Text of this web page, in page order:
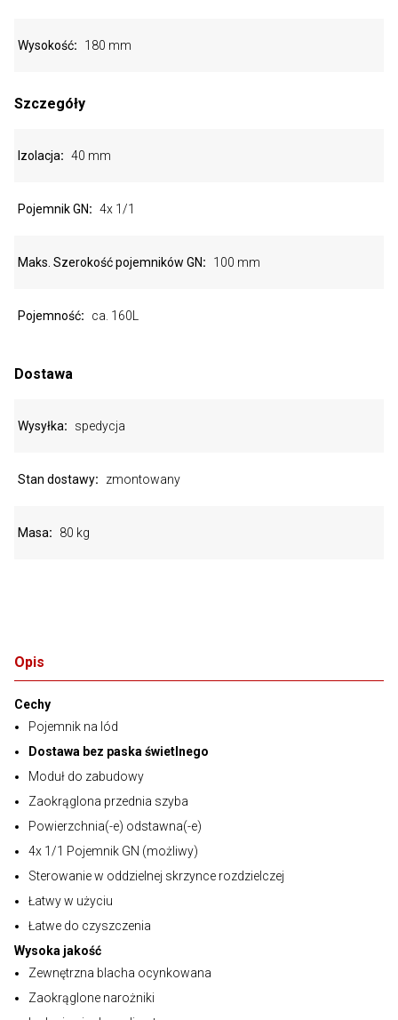
Opis
Cechy
Pojemnik na lód
Dostawa bez paska świetlnego
Moduł do zabudowy
Zaokrąglona przednia szyba
Powierzchnia(-e) odstawna(-e)
4x 1/1 Pojemnik GN (możliwy)
Sterowanie w oddzielnej skrzynce rozdzielczej
Łatwy w użyciu
Łatwe do czyszczenia
Wysoka jakość
Zewnętrzna blacha ocynkowana
Zaokrąglone narożniki
Wysokość 180 mm
Szczegóły
Izolacja 40 mm
Pojemnik GN 4x 1/1
Maks. Szerokość pojemników GN 100 mm
Pojemność ca. 160L
Dostawa
Wysyłka spedycja
Stan dostawy zmontowany
Masa 80 kg